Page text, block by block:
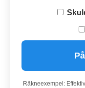
Räkneexempel: